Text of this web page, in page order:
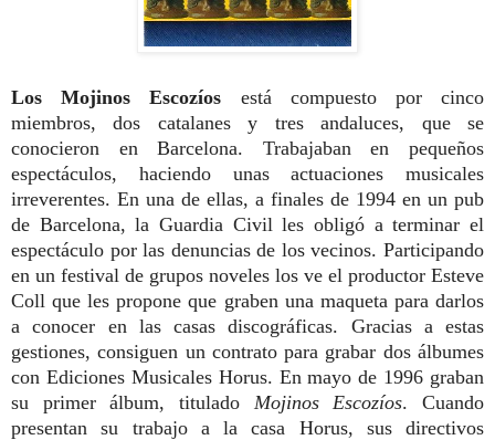
Los Mojinos Escozíos está compuesto por cinco
miembros, dos catalanes y tres andaluces, que se
conocieron en Barcelona. Trabajaban en pequeños
espectáculos, haciendo unas actuaciones musicales
irreverentes. En una de ellas, a finales de 1994 en un pub
de Barcelona, la Guardia Civil les obligó a terminar el
espectáculo por las denuncias de los vecinos. Participando
en un festival de grupos noveles los ve el productor Esteve
Coll queles propone que graben una maqueta para darlos
a conocer en las casas discográficas. Gracias a estas
gestiones, consiguen un contrato para grabar dos álbumes
con Ediciones Musicales Horus. En mayo de 1996 graban
su primer álbum, titulado Mojinos Escozíos. Cuando
presentan su trabajo a la casa Horus, sus directivos